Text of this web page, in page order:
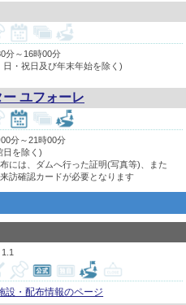
分～16時00分
日・祝日及び年末年始を除く)
ユフォーレ
分～21時00分
日を除く)
には、ダムへ行った証明(写真等)、また
訪確認カードが必要となります
1.1
設・配布情報のページ